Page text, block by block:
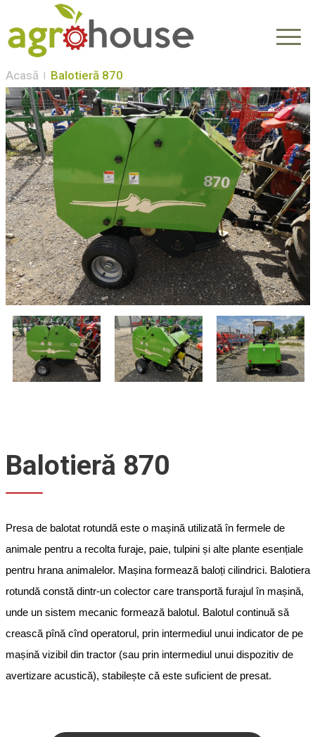
Acasă Balotieră 870
Balotieră 870
Presa de balotat rotundă este o mașină utilizată în fermele de
animale pentru a recolta furaje, paie, tulpini și alte plante esențiale
pentru hrana animalelor. Mașina formează baloți cilindrici. Balotiera
rotundă constă dintr-un colector care transportă furajul în mașină,
unde un sistem mecanic formează balotul. Balotul continuă să
crească pînă cînd operatorul, prin intermediul unui indicator de pe
mașină vizibil din tractor (sau prin intermediul unui dispozitiv de
avertizare acustică), stabilește că este suficient de presat.